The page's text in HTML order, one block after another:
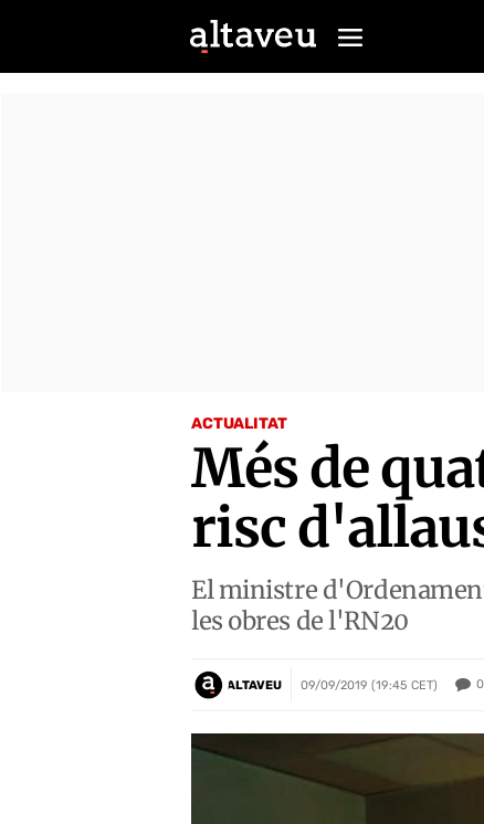
ACTUALITAT
Més de
risc
El ministre
les obres de l'RN20
ALTAVEU 09/09/2019 (19:45 CET) 0